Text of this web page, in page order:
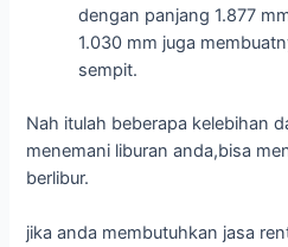
dengan panjang 1.877
1.030 mm juga
sempit.
Nah itulah beberapa kelebihan
menemani liburan anda,bisa
berlibur.
jika anda membutuhkan jasa